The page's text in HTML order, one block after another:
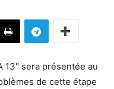
13″ sera présentée au
de cette étape